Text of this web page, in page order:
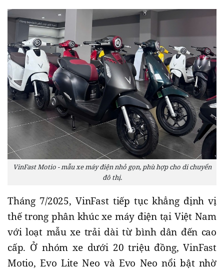
VinFast Motio - mẫu xe máy điện nhỏ gọn, phù hợp cho di chuyển
đô thị.
Tháng 7/2025, VinFast tiếp tục khẳng định vị
thế trong phân khúc xe máy điện tại Việt Nam
với loạt mẫu xe trải dài từ bình dân đến cao
cấp. Ở nhóm xe dưới 20 triệu đồng, VinFast
Motio, Evo Lite Neo và Evo Neo nổi bật nhờ